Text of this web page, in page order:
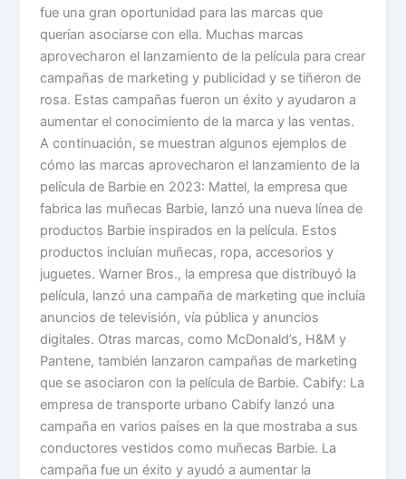
fue una gran oportunidad para las marcas que
querían asociarse con ella. Muchas marcas
aprovecharon el lanzamiento de la película para crear
campañas de marketing y publicidad y se tiñeron de
rosa. Estas campañas fueron un éxito y ayudaron a
aumentar el conocimiento de la marca y las ventas.
A continuación, se muestran algunos ejemplos de
cómo las marcas aprovecharon el lanzamiento de la
película de Barbie en 2023: Mattel, la empresa que
fabrica las muñecas Barbie, lanzó una nueva línea de
productos Barbie inspirados en la película. Estos
productos incluían muñecas, ropa, accesorios y
juguetes. Warner Bros., la empresa que distribuyó la
película, lanzó una campaña de marketing que incluía
anuncios de televisión, vía pública y anuncios
digitales. Otras marcas, como McDonald’s, H&M y
Pantene, también lanzaron campañas de marketing
que se asociaron con la película de Barbie. Cabify: La
empresa de transporte urbano Cabify lanzó una
campaña en varios países en la que mostraba a sus
conductores vestidos como muñecas Barbie. La
campaña fue un éxito y ayudó a aumentar la